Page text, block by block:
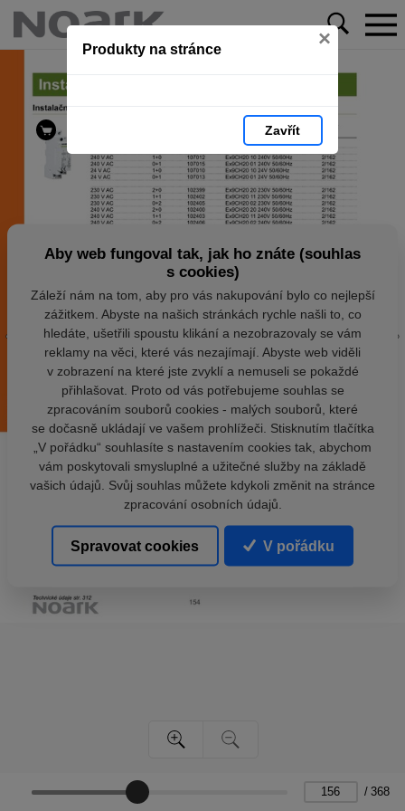
Produkty na stránce ×
Zavřít
/ 368
Aby web fungoval tak, jak ho znáte (souhlas
s cookies)
Záleží nám na tom, aby pro vás nakupování bylo co nejlepší
zážitkem. Abyste na našich stránkách rychle našli to, co
hledáte, ušetřili spoustu klikání a nezobrazovaly se vám
reklamy na věci, které vás nezajímají. Abyste web viděli
v zobrazení na které jste zvyklí a nemuseli se pokaždé
přihlašovat. Proto od vás potřebujeme souhlas se
zpracováním souborů cookies - malých souborů, které
se dočasně ukládají ve vašem prohlížeči. Stisknutím tlačítka
„V pořádku“ souhlasíte s nastavením cookies tak, abychom
vám poskytovali smysluplné a užitečné služby na základě
vašich údajů. Svůj souhlas můžete kdykoli změnit na stránce
zpracování osobních údajů.
Spravovat cookies V pořádku